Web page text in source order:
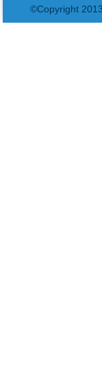
©Copyright